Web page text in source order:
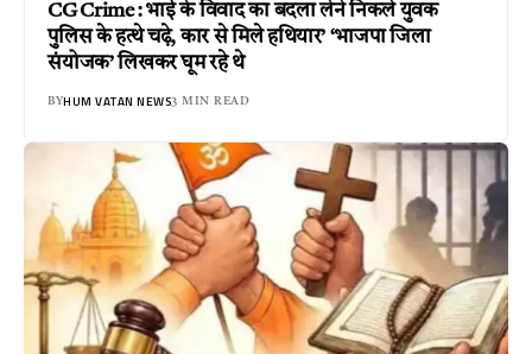
CG Crime : भाई के विवाद का बदला लेने निकले युवक
पुलिस के हत्थे चढ़े, कार से मिले हथियार’ ‘भाजपा जिला
संयोजक’ लिखकर घूम रहे थे
BYHUM VATAN NEWS3 MIN READ